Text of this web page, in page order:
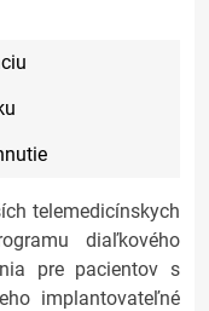
telemedicínskych
diaľkového
pre pacientov s
implantovateľné